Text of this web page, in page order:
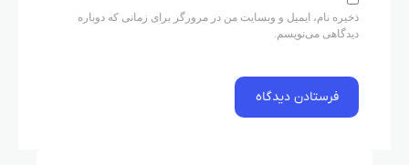
ذخیره نام، ایمیل و وبسایت من در مرورگر برای زمانی که دوباره
دیدگاهی می‌نویسم.